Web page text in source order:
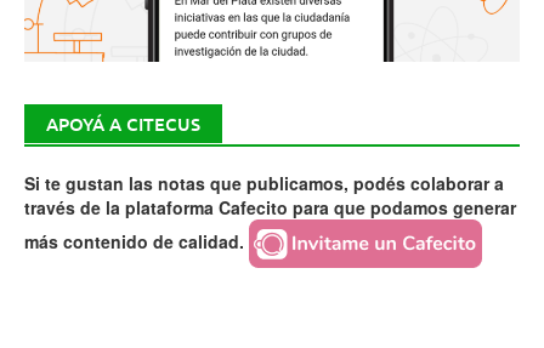
APOYÁ A CITECUS
Si te gustan las notas que publicamos, podés colaborar a
través de la plataforma Cafecito para que podamos generar
más contenido de calidad.